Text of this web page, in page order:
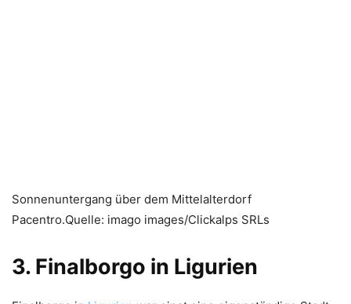
Sonnenuntergang über dem Mittelalterdorf
Pacentro.Quelle: imago images/Clickalps SRLs
3. Finalborgo in Ligurien